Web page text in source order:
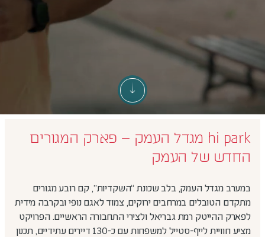
hi park מגדל העמק – פארק המגורים
החדש של העמק
במערב מגדל העמק, בלב שכונת “השקדיות”, קם רובע מגורים
מתקדם הטובלים במרחבים ירוקים, צמוד לאגם נופי ובקרבה מידית
לפארק ההייטק רמת גבריאל ולצירי התחבורה הראשיים. הפרויקט
מציע חוויית לייף-סטייל למשפחות עם כ-130 דיירים עתידיים, תכנון